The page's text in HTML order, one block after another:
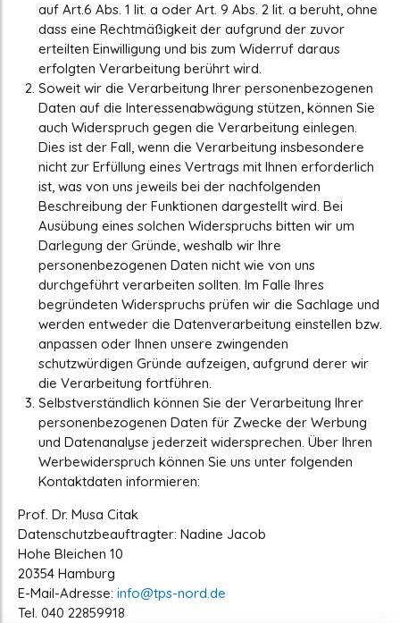
auf Art.6 Abs. 1 lit. a oder Art. 9 Abs. 2 lit. a beruht, ohne
dass eine Rechtmäßigkeit der aufgrund der zuvor
erteilten Einwilligung und bis zum Widerruf daraus
erfolgten Verarbeitung berührt wird.
Soweit wir die Verarbeitung Ihrer personenbezogenen
Daten auf die Interessenabwägung stützen, können Sie
auch Widerspruch gegen die Verarbeitung einlegen.
Dies ist der Fall, wenn die Verarbeitung insbesondere
nicht zur Erfüllung eines Vertrags mit Ihnen erforderlich
ist, was von uns jeweils bei der nachfolgenden
Beschreibung der Funktionen dargestellt wird. Bei
Ausübung eines solchen Widerspruchs bitten wir um
Darlegung der Gründe, weshalb wir Ihre
personenbezogenen Daten nicht wie von uns
durchgeführt verarbeiten sollten. Im Falle Ihres
begründeten Widerspruchs prüfen wir die Sachlage und
werden entweder die Datenverarbeitung einstellen bzw.
anpassen oder Ihnen unsere zwingenden
schutzwürdigen Gründe aufzeigen, aufgrund derer wir
die Verarbeitung fortführen.
Selbstverständlich können Sie der Verarbeitung Ihrer
personenbezogenen Daten für Zwecke der Werbung
und Datenanalyse jederzeit widersprechen. Über Ihren
Werbewiderspruch können Sie uns unter folgenden
Kontaktdaten informieren:
Prof. Dr. Musa Citak
Datenschutzbeauftragter: Nadine Jacob
Hohe Bleichen 10
20354 Hamburg
E-Mail-Adresse: info@tps-nord.de
Tel. 040 22859918